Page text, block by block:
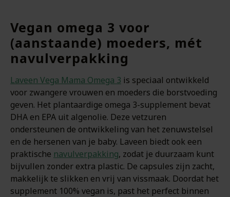
Vegan omega 3 voor
(aanstaande) moeders, mét
navulverpakking
Laveen Vega Mama Omega 3 is speciaal ontwikkeld
voor zwangere vrouwen en moeders die borstvoeding
geven. Het plantaardige omega 3-supplement bevat
DHA en EPA uit algenolie. Deze vetzuren
ondersteunen de ontwikkeling van het zenuwstelsel
en de hersenen van je baby. Laveen biedt ook een
praktische navulverpakking, zodat je duurzaam kunt
bijvullen zonder extra plastic. De capsules zijn zacht,
makkelijk te slikken en vrij van vissmaak. Doordat het
supplement 100% vegan is, past het perfect binnen